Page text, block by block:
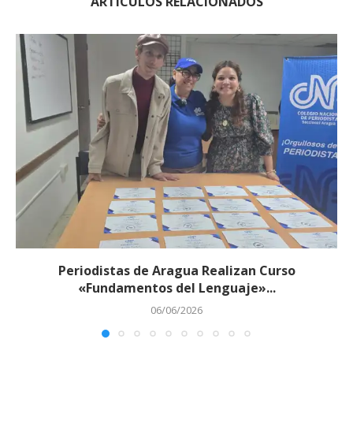
Periodistas de Aragua Realizan Curso
«Fundamentos del Lenguaje»...
06/06/2026